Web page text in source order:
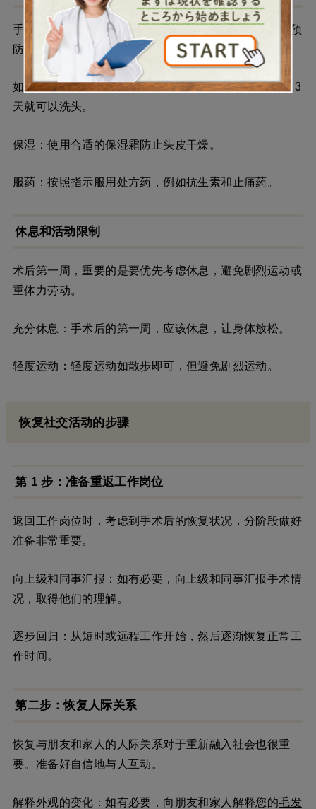
手术后的头皮非常娇嫩。以下护理将有助于加速康复并预
防感染。
如何洗头：按照医生的指示轻轻洗头。通常手术后 2 至 3
天就可以洗头。
保湿：使用合适的保湿霜防止头皮干燥。
服药：按照指示服用处方药，例如抗生素和止痛药。
休息和活动限制
术后第一周，重要的是要优先考虑休息，避免剧烈运动或
重体力劳动。
充分休息：手术后的第一周，应该休息，让身体放松。
轻度运动：轻度运动如散步即可，但避免剧烈运动。
恢复社交活动的步骤
第 1 步：准备重返工作岗位
返回工作岗位时，考虑到手术后的恢复状况，分阶段做好
准备非常重要。
向上级和同事汇报：如有必要，向上级和同事汇报手术情
况，取得他们的理解。
逐步回归：从短时或远程工作开始，然后逐渐恢复正常工
作时间。
第二步：恢复人际关系
恢复与朋友和家人的人际关系对于重新融入社会也很重
要。准备好自信地与人互动。
解释外观的变化：如有必要，向朋友和家人解释您的毛发